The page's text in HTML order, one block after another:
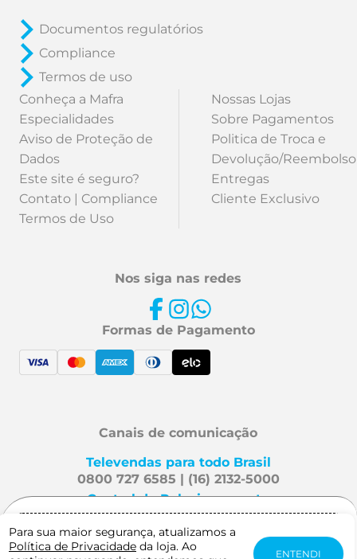
Para sua maior segurança, atualizamos a
Política de Privacidade da loja. Ao
ENTENDI
Gostaria de receber notificação quando
este produto estiver disponível?
Documentos regulatórios
Compliance
Termos de uso
Conheça a Mafra
Especialidades
Aviso de Proteção de
Dados
Este site é seguro?
Contato | Compliance
Termos de Uso
Nossas Lojas
Sobre Pagamentos
Politica de Troca e
Devolução/Reembolso
Entregas
Cliente Exclusivo
Nos siga nas redes
Formas de Pagamento
Canais de comunicação
Televendas para todo Brasil
0800 727 6585 | (16) 2132-5000
Central de Relacionamento
Fale Conosco